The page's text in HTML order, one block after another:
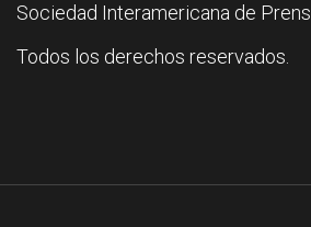
Sociedad Interamericana de
Todos los derechos reservados.